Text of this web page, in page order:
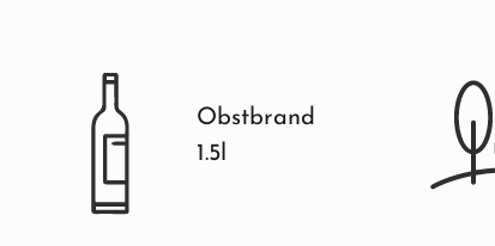
Obstbrand
1.5l